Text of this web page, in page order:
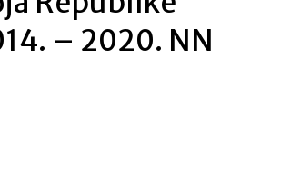
– 2020. NN